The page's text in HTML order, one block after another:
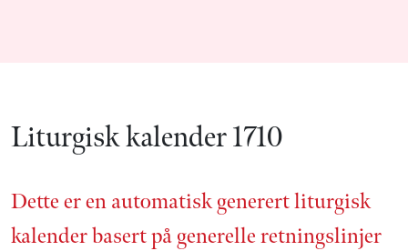
Liturgisk kalender 1710
Dette er en automatisk generert liturgisk
kalender basert på generelle retnings­linjer